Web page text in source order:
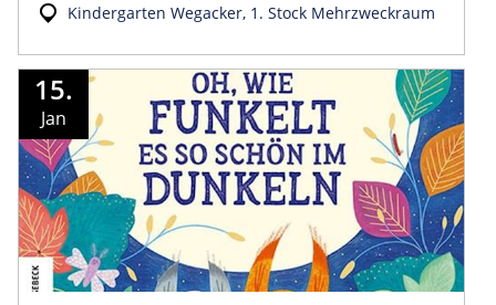
Kindergarten Wegacker, 1. Stock Mehrzweckraum
15.
Jan